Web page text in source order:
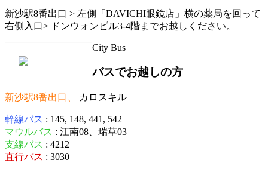
新沙駅8番出口 > 左側「DAVICHI眼鏡店」横の薬局を回って
右側入口 > ドンウォンビル3-4階までお越しください。
City Bus
バスでお越しの方
新沙駅8番出口、 カロスキル
幹線バス : 145, 148, 441, 542
マウルバス : 江南08、瑞草03
支線バス : 4212
直行バス : 3030